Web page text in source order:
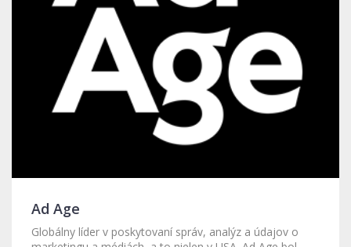
Ad Age
Globálny líder v poskytovaní správ, analýz a údajov o